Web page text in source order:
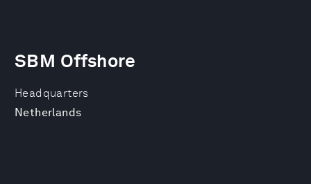
Headquarters
Netherlands
SBM Offshore